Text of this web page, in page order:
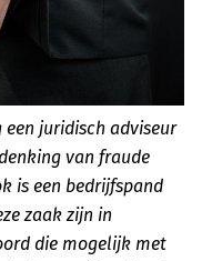
een juridisch adviseur
van fraude
is een bedrijfspand
zaak zijn in
die mogelijk met